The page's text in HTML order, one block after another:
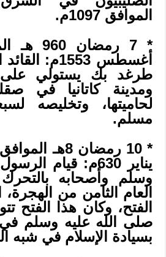
الموافق 1097م.
أغسطس 1553م:
طرغد بك يستولي على
ومدينة كاتانيا في
لحاميتها، وتخليصه
مسلم.
يناير 630م: قيام
وسلم وأصحابه
العام الثامن من
الفتح، وكان هذا الفتح
صلى الله عليه وسلم في
بسيادة الإسلام في شبه